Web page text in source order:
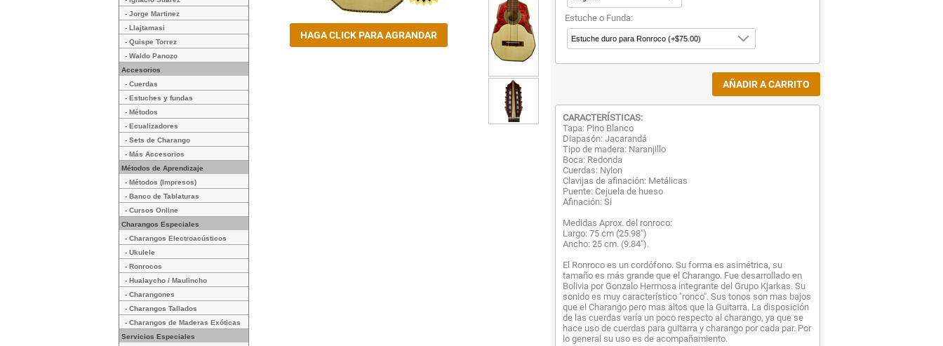
- Jorge Martinez
- Llajtamasi
- Quispe Torrez
- Waldo Panozo
Accesorios
- Cuerdas
- Estuches y fundas
- Métodos
- Ecualizadores
- Sets de Charango
- Más Accesorios
Métodos de Aprendizaje
- Métodos (Impresos)
- Banco de Tablaturas
- Cursos Online
Charangos Especiales
- Charangos Electroacústicos
- Ukulele
- Ronrocos
- Hualaycho / Maulincho
- Charangones
- Charangos Tallados
- Charangos de Maderas Exóticas
Servicios Especiales
Estuche o Funda:
CARACTERÍSTICAS:
Tapa: Pino Blanco
Diapasón: Jacarandá
Tipo de madera: Naranjillo
Boca: Redonda
Cuerdas: Nylon
Clavijas de afinación: Metálicas
Puente: Cejuela de hueso
Afinación: Si
Medidas Aprox. del ronroco:
Largo: 75 cm (25.98")
Ancho: 25 cm. (9.84").
El Ronroco es un cordófono. Su forma es asimétrica, su
tamaño es más grande que el Charango. Fue desarrollado en
Bolivia por Gonzalo Hermosa integrante del Grupo Kjarkas. Su
sonido es muy característico "ronco". Sus tonos son mas bajos
que el Charango pero mas altos que la Guitarra. La disposición
de las cuerdas varía un poco respecto al charango, ya que se
hace uso de cuerdas para guitarra y charango por cada par. Por
lo general su uso es de acompañamiento.